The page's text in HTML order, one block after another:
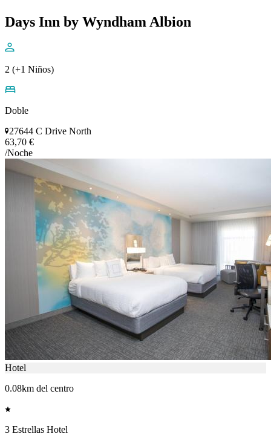
Days Inn by Wyndham Albion
2 (+1 Niños)
Doble
27644 C Drive North
63,70 €
/Noche
Hotel
0.08km del centro
3 Estrellas Hotel